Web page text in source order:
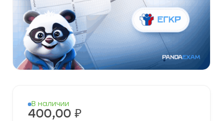
В наличии
400,00 ₽